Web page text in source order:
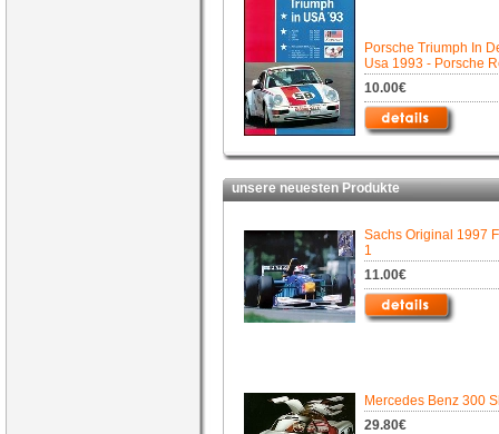
Porsche Triumph In
Usa 1993 - Porsche
10.00€
unsere neuesten Produkte
Sachs Original 1997
1
11.00€
Mercedes Benz 300
29.80€